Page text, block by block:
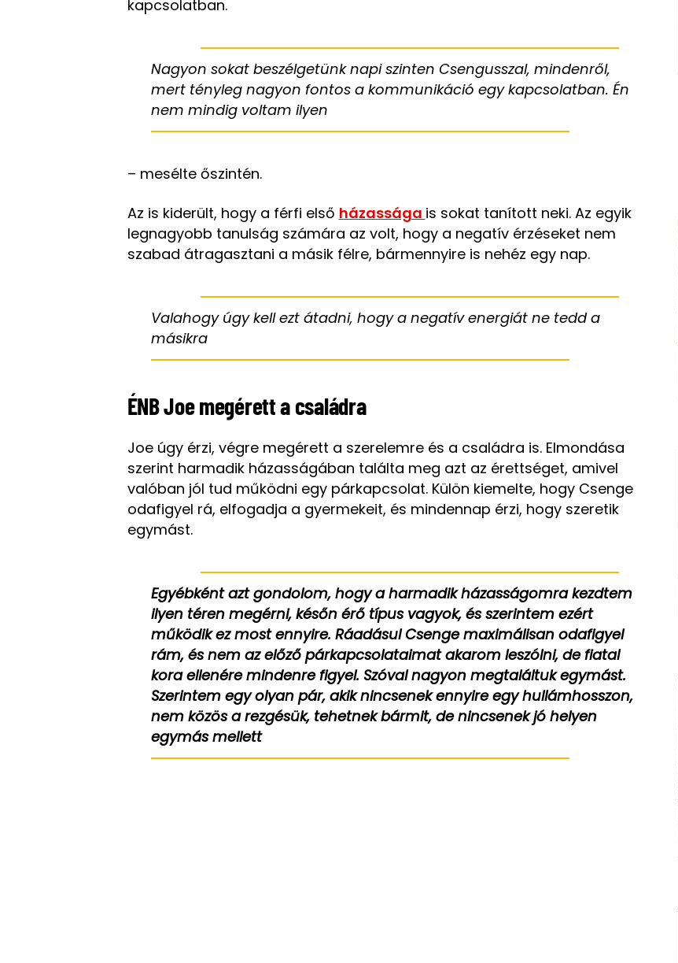
kapcsolatban.
Nagyon sokat beszélgetünk napi szinten Csengusszal, mindenről,
mert tényleg nagyon fontos a kommunikáció egy kapcsolatban. Én
nem mindig voltam ilyen
– mesélte őszintén.
Az is kiderült, hogy a férfi első házassága is sokat tanított neki. Az egyik
legnagyobb tanulság számára az volt, hogy a negatív érzéseket nem
szabad átragasztani a másik félre, bármennyire is nehéz egy nap.
Valahogy úgy kell ezt átadni, hogy a negatív energiát ne tedd a
másikra
ÉNB Joe megérett a családra
Joe úgy érzi, végre megérett a szerelemre és a családra is. Elmondása
szerint harmadik házasságában találta meg azt az érettséget, amivel
valóban jól tud működni egy párkapcsolat. Külön kiemelte, hogy Csenge
odafigyel rá, elfogadja a gyermekeit, és mindennap érzi, hogy szeretik
egymást.
Egyébként azt gondolom, hogy a harmadik házasságomra kezdtem
ilyen téren megérni, későn érő típus vagyok, és szerintem ezért
működik ez most ennyire. Ráadásul Csenge maximálisan odafigyel
rám, és nem az előző párkapcsolataimat akarom leszólni, de fiatal
kora ellenére mindenre figyel. Szóval nagyon megtaláltuk egymást.
Szerintem egy olyan pár, akik nincsenek ennyire egy hullámhosszon,
nem közös a rezgésük, tehetnek bármit, de nincsenek jó helyen
egymás mellett